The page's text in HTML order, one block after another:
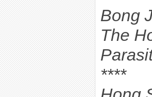
Bong
The
****